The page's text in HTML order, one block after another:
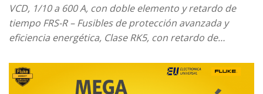
VCD, 1/10 a 600 A, con doble elemento y retardo de
tiempo FRS-R – Fusibles de protección avanzada y
eficiencia energética, Clase RK5, con retardo de…